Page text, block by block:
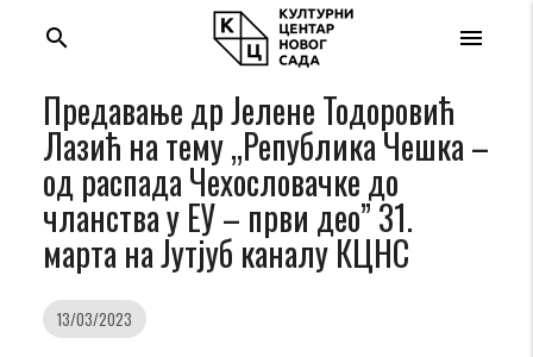
menu
search
Предавање др Јелене Тодоровић
Лазић на тему „Република Чешка –
од распада Чехословачке до
чланства у ЕУ – први део” 31.
марта на Јутјуб каналу КЦНС
13/03/2023